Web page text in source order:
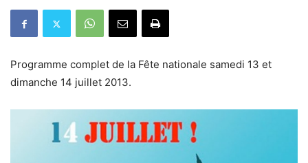
Programme complet de la Fête nationale samedi 13 et
dimanche 14 juillet 2013.